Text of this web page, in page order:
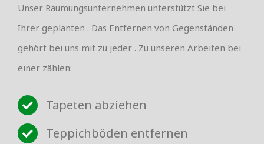
Unser Räumungsunternehmen unterstützt Sie bei
Ihrer geplanten . Das Entfernen von Gegenständen
gehört bei uns mit zu jeder . Zu unseren Arbeiten bei
einer zählen:
Tapeten abziehen
Teppichböden entfernen